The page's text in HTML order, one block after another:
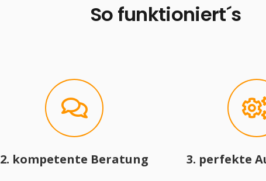
So funktioniert´s
2. kompetente Beratung 3. perfekte